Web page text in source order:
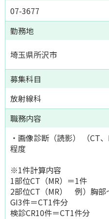
07-3677
勤務地
埼玉県所沢市
募集科目
放射線科
職務内容
・画像診断（読影） （CT
程度
※1件計算内容
1部位CT（MR）＝1件
2部位CT（MR） 例）胸部
GI3件＝CT1件分
検診CR10件＝CT1件分